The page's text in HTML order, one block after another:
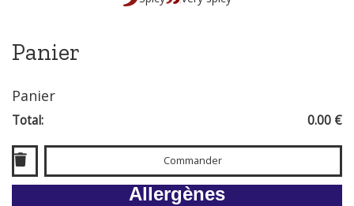
Panier
Panier
Total: 0.00 €
Commander
Allergènes